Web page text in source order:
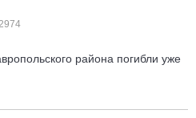
района погибли уже